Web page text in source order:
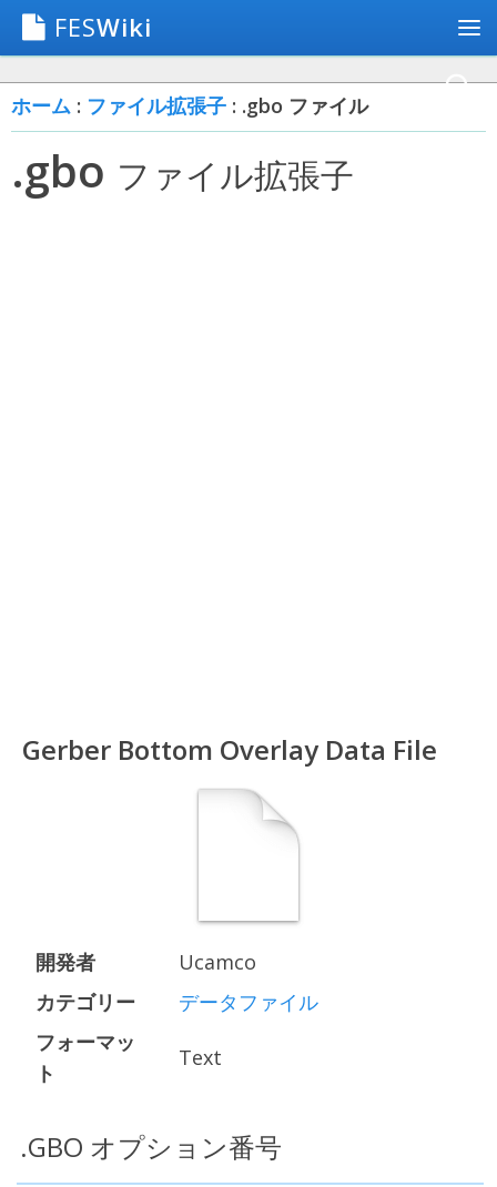
FESWiki
ホーム : ファイル拡張子 : .gbo ファイル
.gbo ファイル拡張子
Gerber Bottom Overlay Data File
開発者
Ucamco
カテゴリー
データファイル
フォーマッ
ト
Text
.GBO オプション番号